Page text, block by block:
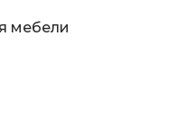
мебели